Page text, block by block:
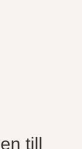
till